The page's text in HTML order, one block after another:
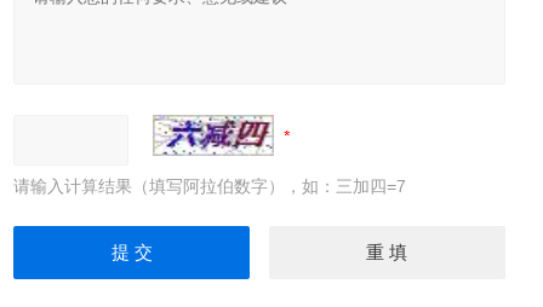
请输入计算结果（填写阿拉伯数字），如：三加四=7